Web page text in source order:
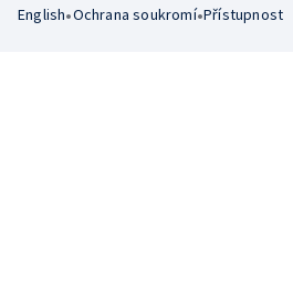
English•Ochrana soukromí•Přístupnost